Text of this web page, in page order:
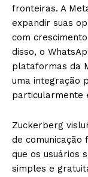
fronteiras. A
expandir suas
com
disso, o
plataformas da
uma integração
particularmente
Zuckerberg
de comunicação
que os usuários
simples e